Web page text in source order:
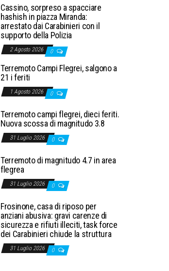
Cassino, sorpreso a spacciare
hashish in piazza Miranda:
arrestato dai Carabinieri con il
supporto della Polizia
2 Agosto 2026 0
Terremoto Campi Flegrei, salgono a
21 i feriti
1 Agosto 2026 0
Terremoto campi flegrei, dieci feriti.
Nuova scossa di magnitudo 3.8
31 Luglio 2026 0
Terremoto di magnitudo 4.7 in area
flegrea
31 Luglio 2026 0
Frosinone, casa di riposo per
anziani abusiva: gravi carenze di
sicurezza e rifiuti illeciti, task force
dei Carabinieri chiude la struttura
31 Luglio 2026 0